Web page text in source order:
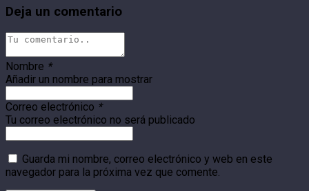
Deja un comentario
Nombre *
Añadir un nombre para mostrar
Correo electrónico *
Tu correo electrónico no será publicado
Guarda mi nombre, correo electrónico y web en este
navegador para la próxima vez que comente.